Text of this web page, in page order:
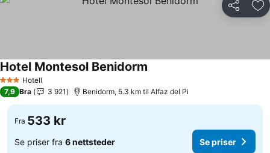
Del
3 StjernerHotell
Hotel Montesol Benidorm
7,9 Bra 3 921 Benidorm, 5.3 km til Alfaz del Pi
Fra 533 kr
Se priser fra 6 nettsteder Se priser